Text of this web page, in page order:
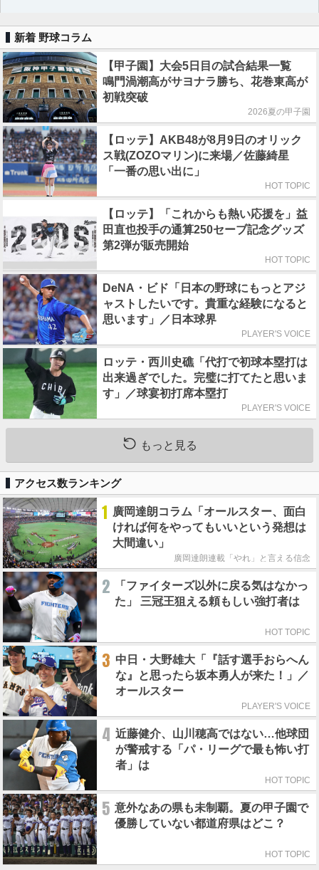
新着 野球コラム
【甲子園】大会5日目の試合結果一覧
鳴門渦潮高がサヨナラ勝ち、花巻東高が
初戦突破
2026夏の甲子園
【ロッテ】AKB48が8月9日のオリック
ス戦(ZOZOマリン)に来場／佐藤綺星
「一番の思い出に」
HOT TOPIC
【ロッテ】「これからも熱い応援を」益
田直也投手の通算250セーブ記念グッズ
第2弾が販売開始
HOT TOPIC
DeNA・ビド「日本の野球にもっとアジ
ャストしたいです。貴重な経験になると
思います」／日本球界
PLAYER'S VOICE
ロッテ・西川史礁「代打で初球本塁打は
出来過ぎでした。完璧に打てたと思いま
す」／球宴初打席本塁打
PLAYER'S VOICE
もっと見る
アクセス数ランキング
1 廣岡達朗コラム「オールスター、面白
ければ何をやってもいいという発想は
大間違い」
廣岡達朗連載「やれ」と言える信念
2
「ファイターズ以外に戻る気はなかっ
た」 三冠王狙える頼もしい強打者は
HOT TOPIC
3 中日・大野雄大「『話す選手おらへん
な』と思ったら坂本勇人が来た！」／
オールスター
PLAYER'S VOICE
4 近藤健介、山川穂高ではない…他球団
が警戒する「パ・リーグで最も怖い打
者」は
HOT TOPIC
5 意外なあの県も未制覇。夏の甲子園で
優勝していない都道府県はどこ？
HOT TOPIC